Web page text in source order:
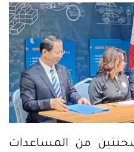
من المساعدات